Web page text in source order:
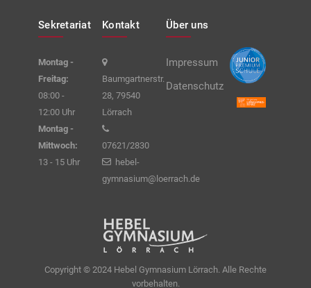
Sekretariat
Montag -
Freitag:
08:00 -
12:00 Uhr
Montag -
Mittwoch:
13 - 15 Uhr
Kontakt
Baumgartnerstr.
28, 79540
Lörrach
07621/2830
hebel-
gymnasium@loerrach.de
Über uns
Impressum
Datenschutz
Copyright © 2024 Hebel Gymnasium Lörrach. Alle Rechte
vorbehalten.